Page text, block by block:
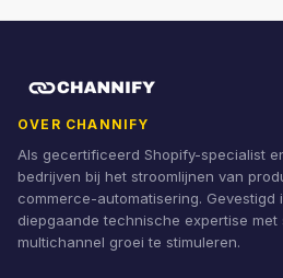
OVER CHANNIFY
Als gecertificeerd Shopify-specialist
bedrijven bij het stroomlijnen van
commerce-automatisering.
diepgaande technische expertise
multichannel groei te stimuleren.